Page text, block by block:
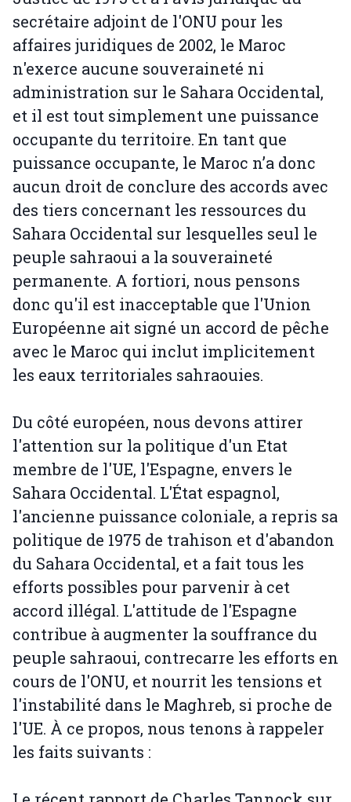
secrétaire adjoint de l'ONU pour les
affaires juridiques de 2002, le Maroc
n'exerce aucune souveraineté ni
administration sur le Sahara Occidental,
et il est tout simplement une puissance
occupante du territoire. En tant que
puissance occupante, le Maroc n’a donc
aucun droit de conclure des accords avec
des tiers concernant les ressources du
Sahara Occidental sur lesquelles seul le
peuple sahraoui a la souveraineté
permanente. A fortiori, nous pensons
donc qu'il est inacceptable que l'Union
Européenne ait signé un accord de pêche
avec le Maroc qui inclut implicitement
les eaux territoriales sahraouies.
Du côté européen, nous devons attirer
l'attention sur la politique d'un Etat
membre de l'UE, l'Espagne, envers le
Sahara Occidental. L'État espagnol,
l'ancienne puissance coloniale, a repris sa
politique de 1975 de trahison et d'abandon
du Sahara Occidental, et a fait tous les
efforts possibles pour parvenir à cet
accord illégal. L'attitude de l'Espagne
contribue à augmenter la souffrance du
peuple sahraoui, contrecarre les efforts en
cours de l'ONU, et nourrit les tensions et
l'instabilité dans le Maghreb, si proche de
l'UE. À ce propos, nous tenons à rappeler
les faits suivants :